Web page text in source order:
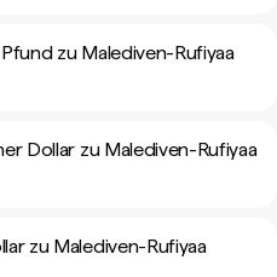
zu Malediven-Rufiyaa
Dollar zu Malediven-Rufiyaa
zu Malediven-Rufiyaa